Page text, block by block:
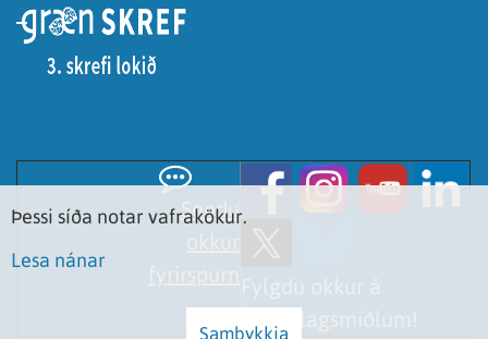
Sendu
Þessi síða notar vafrakökur.
Lesa nánar
Samþykkja